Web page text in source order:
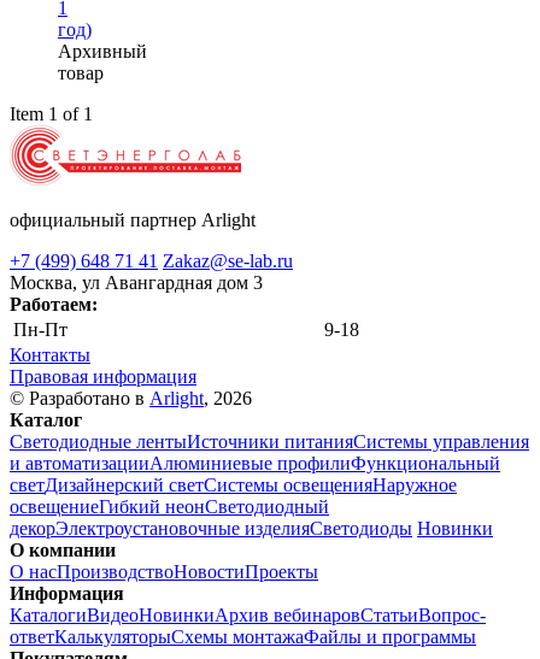
1
год)
Архивный
товар
Item 1 of 1
официальный партнер Arlight
+7 (499) 648 71 41 Zakaz@se-lab.ru
Москва, ул Авангардная дом 3
Работаем:
Пн-Пт
9-18
Контакты
Правовая информация
© Разработано в Arlight, 2026
Каталог
Светодиодные лентыИсточники питанияСистемы управления
и автоматизацииАлюминиевые профилиФункциональный
светДизайнерский светСистемы освещенияНаружное
освещениеГибкий неонСветодиодный
декорЭлектроустановочные изделияСветодиоды Новинки
О компании
О насПроизводствоНовостиПроекты
Информация
КаталогиВидеоНовинкиАрхив вебинаровСтатьиВопрос-
ответКалькуляторыСхемы монтажаФайлы и программы